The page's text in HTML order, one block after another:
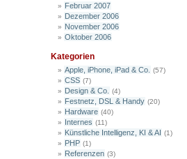
Februar 2007
Dezember 2006
November 2006
Oktober 2006
Kategorien
Apple, iPhone, iPad & Co. (57)
CSS (7)
Design & Co. (4)
Festnetz, DSL & Handy (20)
Hardware (40)
Internes (11)
Künstliche Intelligenz, KI & AI (1)
PHP (1)
Referenzen (3)